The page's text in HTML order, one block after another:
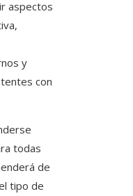
aspectos
y
con
todas
de
tipo de